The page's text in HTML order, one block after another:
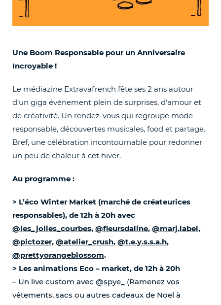
Une Boom Responsable pour un Anniversaire
Incroyable !
Le médiazine Extravafrench fête ses 2 ans autour
d’un giga événement plein de surprises, d’amour et
de créativité. Un rendez-vous qui regroupe mode
responsable, découvertes musicales, food et partage.
Bref, une célébration incontournable pour redonner
un peu de chaleur à cet hiver.
Au programme :
> L’éco Winter Market (marché de créateurices
responsables), de 12h à 20h avec
@les_jolies_courbes, @fleursdaline, @marj.label,
@pictozer, @atelier_crush, @t.e.y.s.s.a.h,
@prettyorangeblossom.
> Les animations Eco – market, de 12h à 20h
– Un live custom avec @spye_
(Ramenez vos
vêtements, sacs ou autres cadeaux de Noel à